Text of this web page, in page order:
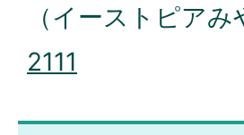
（イーストピア
2111